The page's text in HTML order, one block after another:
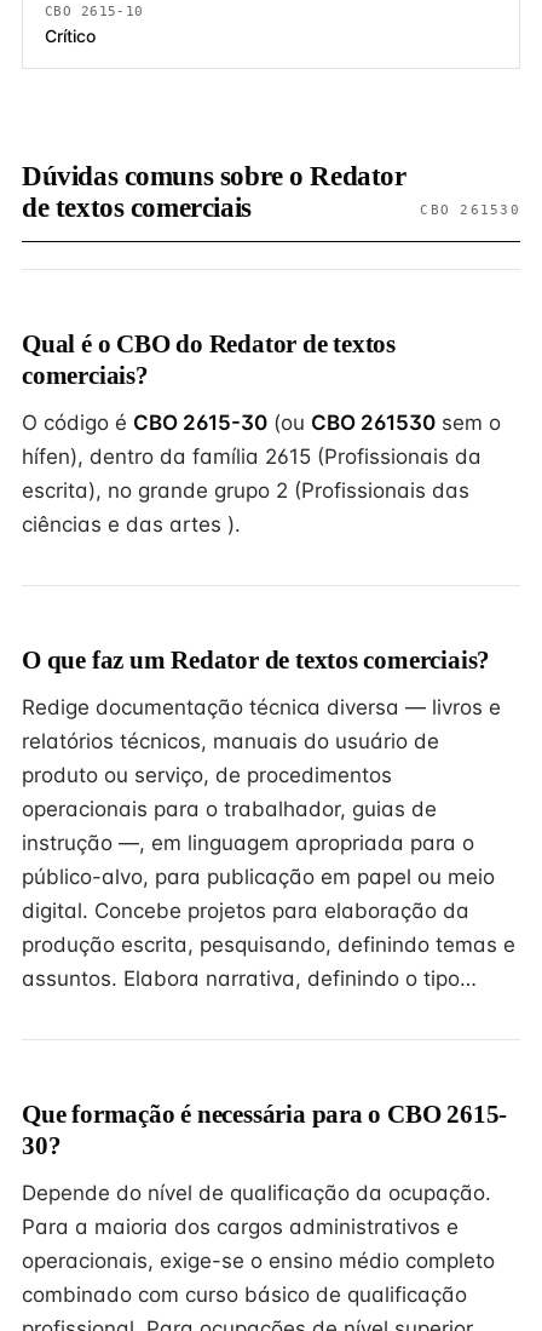
CBO 2615-10
Crítico
Dúvidas comuns sobre o Redator
de textos comerciais
CBO 261530
Qual é o CBO do Redator de textos
comerciais?
O código é CBO 2615-30 (ou CBO 261530 sem o
hífen), dentro da família 2615 (Profissionais da
escrita), no grande grupo 2 (Profissionais das
ciências e das artes ).
O que faz um Redator de textos comerciais?
Redige documentação técnica diversa — livros e
relatórios técnicos, manuais do usuário de
produto ou serviço, de procedimentos
operacionais para o trabalhador, guias de
instrução —, em linguagem apropriada para o
público-alvo, para publicação em papel ou meio
digital. Concebe projetos para elaboração da
produção escrita, pesquisando, definindo temas e
assuntos. Elabora narrativa, definindo o tipo…
Que formação é necessária para o CBO 2615-
30?
Depende do nível de qualificação da ocupação.
Para a maioria dos cargos administrativos e
operacionais, exige-se o ensino médio completo
combinado com curso básico de qualificação